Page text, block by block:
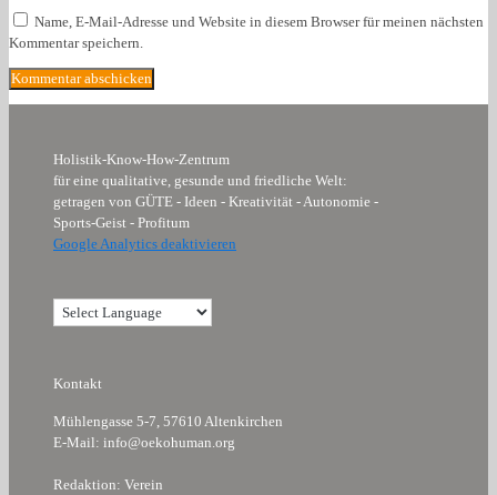
Name, E-Mail-Adresse und Website in diesem Browser für meinen nächsten
Kommentar speichern.
Holistik-Know-How-Zentrum
für eine qualitative, gesunde und friedliche Welt:
getragen von GÜTE - Ideen - Kreativität - Autonomie -
Sports-Geist - Profitum
Google Analytics deaktivieren
Kontakt
Mühlengasse 5-7, 57610 Altenkirchen
E-Mail: info@oekohuman.org
Redaktion: Verein